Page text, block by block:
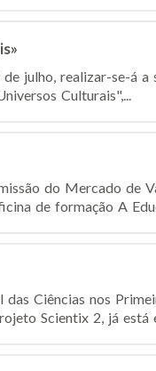
julho, realizar-se-á a
Culturais",...
do Mercado de
de formação A
Ciências nos
Scientix 2, já está